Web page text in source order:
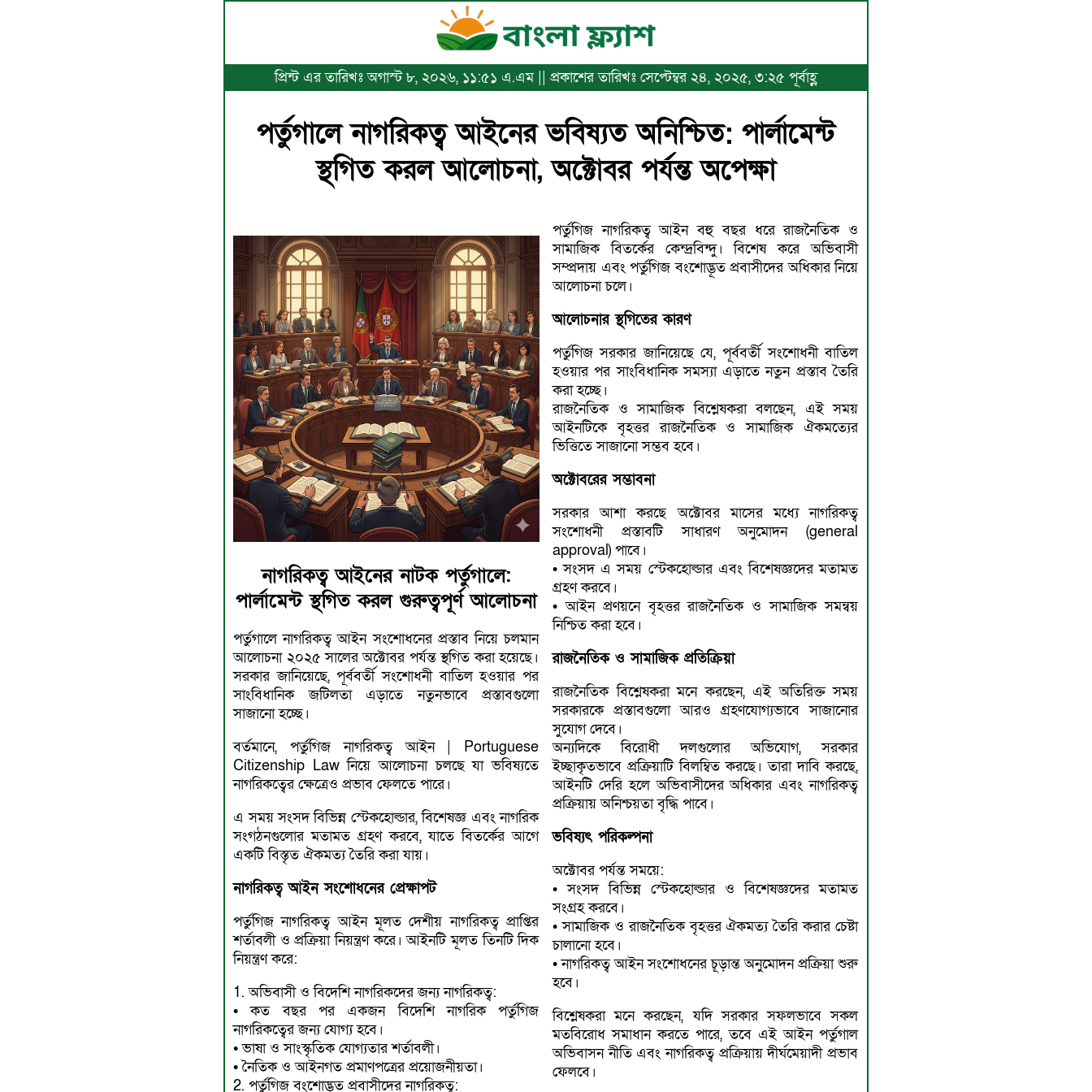
প্রিন্ট এর তারিখঃ অগাস্ট ৮, ২০২৬, ১১:৫১ এ.এম || প্রকাশের তারিখঃ সেপ্টেম্বর ২৪, ২০২৫, ৩:২৫ পূর্বাহ্ণ
পর্তুগালে নাগরিকত্ব আইনের ভবিষ্যত অনিশ্চিত: পার্লামেন্ট
স্থগিত করল আলোচনা, অক্টোবর পর্যন্ত অপেক্ষা
নাগরিকত্ব আইনের নাটক পর্তুগালে:
পার্লামেন্ট স্থগিত করল গুরুত্বপূর্ণ আলোচনা
পর্তুগালে নাগরিকত্ব আইন সংশোধনের প্রস্তাব নিয়ে চলমান
আলোচনা ২০২৫ সালের অক্টোবর পর্যন্ত স্থগিত করা হয়েছে।
সরকার জানিয়েছে, পূর্ববর্তী সংশোধনী বাতিল হওয়ার পর
সাংবিধানিক জটিলতা এড়াতে নতুনভাবে প্রস্তাবগুলো
সাজানো হচ্ছে।
বর্তমানে, পর্তুগিজ নাগরিকত্ব আইন | Portuguese
Citizenship Law নিয়ে আলোচনা চলছে যা ভবিষ্যতে
নাগরিকত্বের ক্ষেত্রেও প্রভাব ফেলতে পারে।
এ সময় সংসদ বিভিন্ন স্টেকহোল্ডার, বিশেষজ্ঞ এবং নাগরিক
সংগঠনগুলোর মতামত গ্রহণ করবে, যাতে বিতর্কের আগে
একটি বিস্তৃত ঐকমত্য তৈরি করা যায়।
নাগরিকত্ব আইন সংশোধনের প্রেক্ষাপট
পর্তুগিজ নাগরিকত্ব আইন মূলত দেশীয় নাগরিকত্ব প্রাপ্তির
শর্তাবলী ও প্রক্রিয়া নিয়ন্ত্রণ করে। আইনটি মূলত তিনটি দিক
নিয়ন্ত্রণ করে:
1. অভিবাসী ও বিদেশি নাগরিকদের জন্য নাগরিকত্ব:
• কত বছর পর একজন বিদেশি নাগরিক পর্তুগিজ
নাগরিকত্বের জন্য যোগ্য হবে।
• ভাষা ও সাংস্কৃতিক যোগ্যতার শর্তাবলী।
• নৈতিক ও আইনগত প্রমাণপত্রের প্রয়োজনীয়তা।
2. পর্তুগিজ বংশোদ্ভূত প্রবাসীদের নাগরিকত্ব:
পর্তুগিজ নাগরিকত্ব আইন বহু বছর ধরে রাজনৈতিক ও
সামাজিক বিতর্কের কেন্দ্রবিন্দু। বিশেষ করে অভিবাসী
সম্প্রদায় এবং পর্তুগিজ বংশোদ্ভূত প্রবাসীদের অধিকার নিয়ে
আলোচনা চলে।
আলোচনার স্থগিতের কারণ
পর্তুগিজ সরকার জানিয়েছে যে, পূর্ববর্তী সংশোধনী বাতিল
হওয়ার পর সাংবিধানিক সমস্যা এড়াতে নতুন প্রস্তাব তৈরি
করা হচ্ছে।
রাজনৈতিক ও সামাজিক বিশ্লেষকরা বলছেন, এই সময়
আইনটিকে বৃহত্তর রাজনৈতিক ও সামাজিক ঐকমত্যের
ভিত্তিতে সাজানো সম্ভব হবে।
অক্টোবরের সম্ভাবনা
সরকার আশা করছে অক্টোবর মাসের মধ্যে নাগরিকত্ব
সংশোধনী প্রস্তাবটি সাধারণ অনুমোদন (general
approval) পাবে।
• সংসদ এ সময় স্টেকহোল্ডার এবং বিশেষজ্ঞদের মতামত
গ্রহণ করবে।
• আইন প্রণয়নে বৃহত্তর রাজনৈতিক ও সামাজিক সমন্বয়
নিশ্চিত করা হবে।
রাজনৈতিক ও সামাজিক প্রতিক্রিয়া
রাজনৈতিক বিশ্লেষকরা মনে করছেন, এই অতিরিক্ত সময়
সরকারকে প্রস্তাবগুলো আরও গ্রহণযোগ্যভাবে সাজানোর
সুযোগ দেবে।
অন্যদিকে বিরোধী দলগুলোর অভিযোগ, সরকার
ইচ্ছাকৃতভাবে প্রক্রিয়াটি বিলম্বিত করছে। তারা দাবি করছে,
আইনটি দেরি হলে অভিবাসীদের অধিকার এবং নাগরিকত্ব
প্রক্রিয়ায় অনিশ্চয়তা বৃদ্ধি পাবে।
ভবিষ্যৎ পরিকল্পনা
অক্টোবর পর্যন্ত সময়ে:
• সংসদ বিভিন্ন স্টেকহোল্ডার ও বিশেষজ্ঞদের মতামত
সংগ্রহ করবে।
• সামাজিক ও রাজনৈতিক বৃহত্তর ঐকমত্য তৈরি করার চেষ্টা
চালানো হবে।
• নাগরিকত্ব আইন সংশোধনের চূড়ান্ত অনুমোদন প্রক্রিয়া শুরু
হবে।
বিশ্লেষকরা মনে করছেন, যদি সরকার সফলভাবে সকল
মতবিরোধ সমাধান করতে পারে, তবে এই আইন পর্তুগাল
অভিবাসন নীতি এবং নাগরিকত্ব প্রক্রিয়ায় দীর্ঘমেয়াদী প্রভাব
ফেলবে।